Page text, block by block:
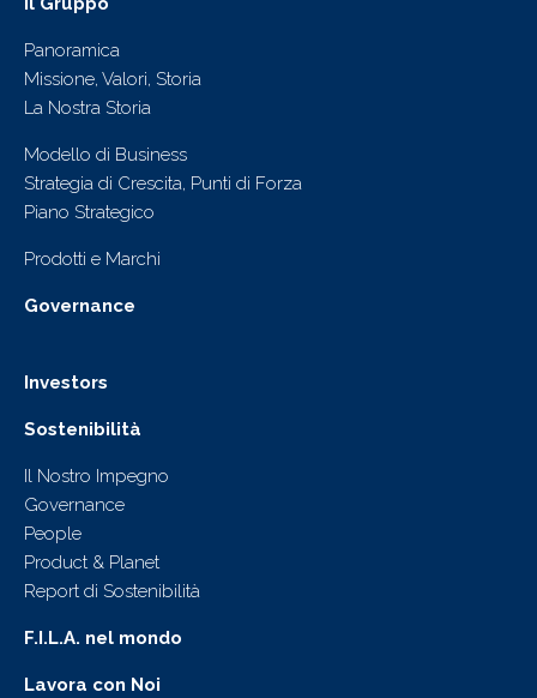
Panoramica
Missione, Valori, Storia
La Nostra Storia
Modello di Business
Strategia di Crescita, Punti di Forza
Piano Strategico
Prodotti e Marchi
Governance
Investors
Sostenibilità
Il Nostro Impegno
Governance
People
Product & Planet
Report di Sostenibilità
F.I.L.A. nel mondo
Lavora con Noi